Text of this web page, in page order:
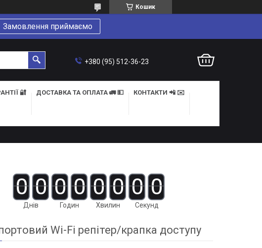
Кошик
Замовлення приймаємо
+380 (95) 512-36-23
🔐 ДОСТАВКА ТА ОПЛАТА 🚛 💵 КОНТАКТИ 📲 ✉️
0 0
Днів
0 0
Годин
0 0
Хвилин
0 0
Секунд
Wi-Fi репітер/крапка доступу